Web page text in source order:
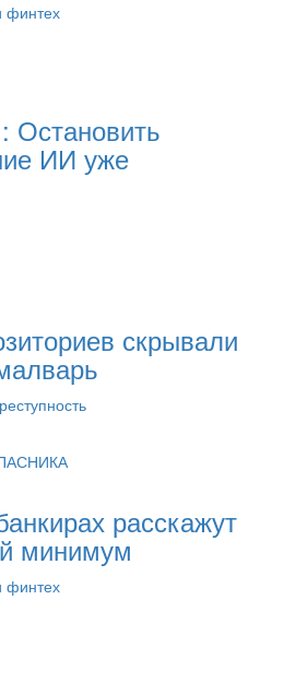
финтех
Остановить
ИИ уже
скрывали
расскажут
минимум
финтех